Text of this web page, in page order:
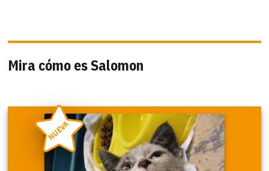
Mira cómo es Salomon
NUEVA